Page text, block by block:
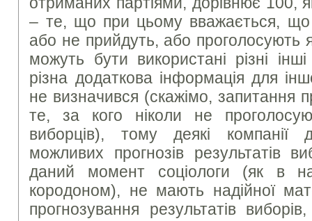
– те, що при цьому вважається, що
або не прийдуть, або проголосують
можуть бути використані різні
різна додаткова інформація для
не визначився (скажімо, запитання
те, за кого ніколи не
виборців), тому деякі компанії
можливих прогнозів
даний момент соціологи (як в
кородоном), не мають надійної
прогнозування результатів